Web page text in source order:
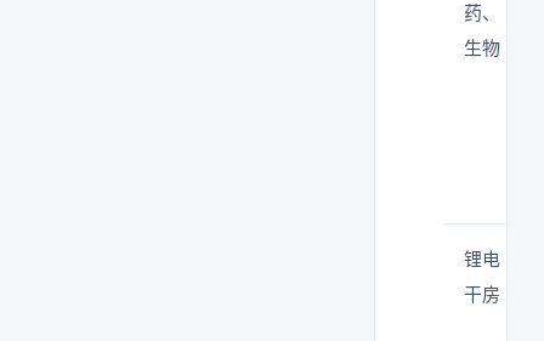
药、
生物
锂电
干房